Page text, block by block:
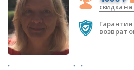
скидка на
возврат